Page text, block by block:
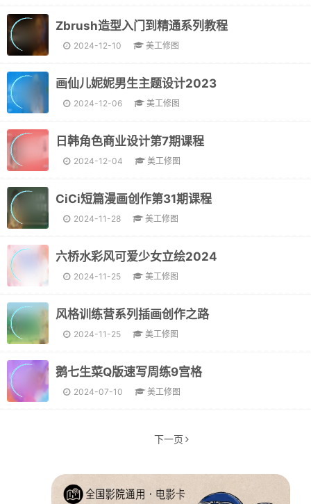
Zbrush造型入门到精通系列教程
2024-12-10 美工修图
画仙儿妮妮男生主题设计2023
2024-12-06 美工修图
日韩角色商业设计第7期课程
2024-12-04 美工修图
CiCi短篇漫画创作第31期课程
2024-11-28 美工修图
六桥水彩风可爱少女立绘2024
2024-11-25 美工修图
风格训练营系列插画创作之路
2024-11-25 美工修图
鹅七生菜Q版速写周练9宫格
2024-07-10 美工修图
下一页